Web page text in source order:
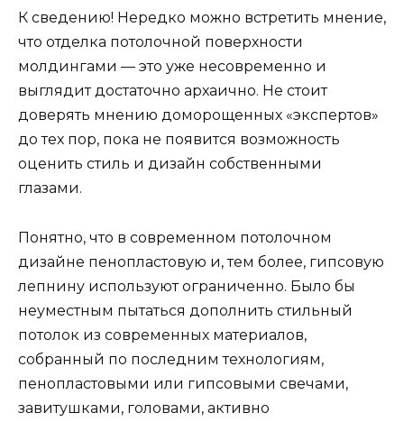
К сведению! Нередко можно встретить мнение,
что отделка потолочной поверхности
молдингами — это уже несовременно и
выглядит достаточно архаично. Не стоит
доверять мнению доморощенных «экспертов»
до тех пор, пока не появится возможность
оценить стиль и дизайн собственными
глазами.
Понятно, что в современном потолочном
дизайне пенопластовую и, тем более, гипсовую
лепнину используют ограниченно. Было бы
неуместным пытаться дополнить стильный
потолок из современных материалов,
собранный по последним технологиям,
пенопластовыми или гипсовыми свечами,
завитушками, головами, активно